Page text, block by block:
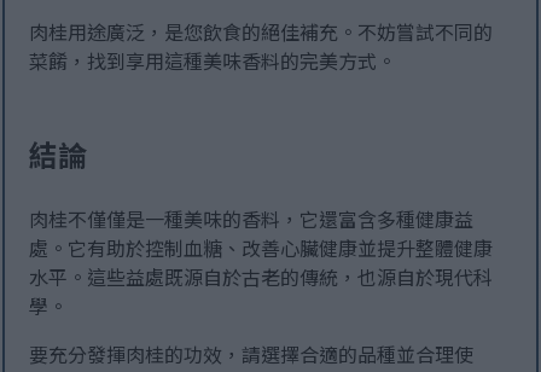
肉桂用途廣泛，是您飲食的絕佳補充。不妨嘗試不同的
菜餚，找到享用這種美味香料的完美方式。
結論
肉桂不僅僅是一種美味的香料，它還富含多種健康益
處。它有助於控制血糖、改善心臟健康並提升整體健康
水平。這些益處既源自於古老的傳統，也源自於現代科
學。
要充分發揮肉桂的功效，請選擇合適的品種並合理使